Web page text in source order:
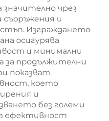
значително чрез
и
Изграждането
осигурява
и минимални
за продължителни
показват
което
и
без големи
ефективност